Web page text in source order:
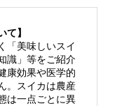
て】
「美味しいスイ
識」等をご紹介
康効果や医学的
。スイカは農産
は一点ごとに異